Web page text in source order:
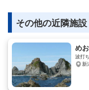
その他の近隣施
め
波打
新